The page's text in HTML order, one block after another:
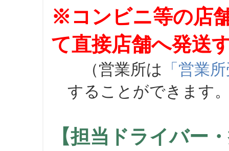
※コンビニ等の店
て直接店舗へ発送
（営業所は 「営業
することができます
【担当ドライバー